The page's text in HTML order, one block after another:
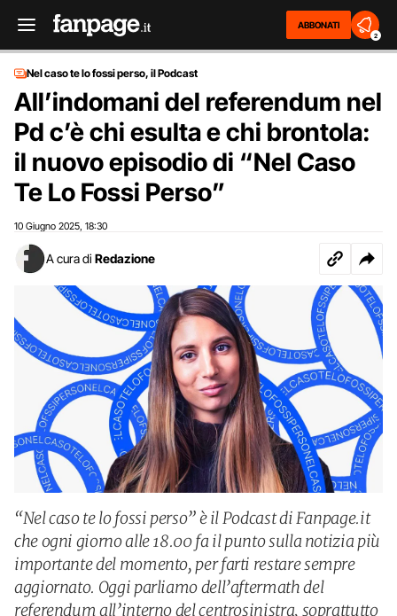
ABBONATI
2
Nel caso te lo fossi perso, il Podcast
All’indomani del referendum nel
Pd c’è chi esulta e chi brontola:
il nuovo episodio di “Nel Caso
Te Lo Fossi Perso”
10 Giugno 2025 18:30
A cura di Redazione
“Nel caso te lo fossi perso” è il Podcast di Fanpage.it
che ogni giorno alle 18.00 fa il punto sulla notizia più
importante del momento, per farti restare sempre
aggiornato. Oggi parliamo dell’aftermath del
referendum all’interno del centrosinistra, soprattutto